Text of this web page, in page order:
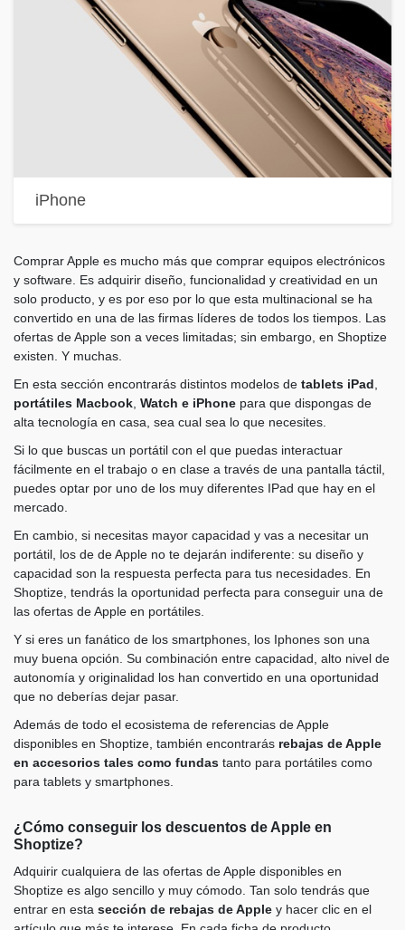
iPhone
Comprar Apple es mucho más que comprar equipos electrónicos
y software. Es adquirir diseño, funcionalidad y creatividad en un
solo producto, y es por eso por lo que esta multinacional se ha
convertido en una de las firmas líderes de todos los tiempos. Las
ofertas de Apple son a veces limitadas; sin embargo, en Shoptize
existen. Y muchas.
En esta sección encontrarás distintos modelos de tablets iPad,
portátiles Macbook, Watch e iPhone para que dispongas de
alta tecnología en casa, sea cual sea lo que necesites.
Si lo que buscas un portátil con el que puedas interactuar
fácilmente en el trabajo o en clase a través de una pantalla táctil,
puedes optar por uno de los muy diferentes IPad que hay en el
mercado.
En cambio, si necesitas mayor capacidad y vas a necesitar un
portátil, los de de Apple no te dejarán indiferente: su diseño y
capacidad son la respuesta perfecta para tus necesidades. En
Shoptize, tendrás la oportunidad perfecta para conseguir una de
las ofertas de Apple en portátiles.
Y si eres un fanático de los smartphones, los Iphones son una
muy buena opción. Su combinación entre capacidad, alto nivel de
autonomía y originalidad los han convertido en una oportunidad
que no deberías dejar pasar.
Además de todo el ecosistema de referencias de Apple
disponibles en Shoptize, también encontrarás rebajas de Apple
en accesorios tales como fundas tanto para portátiles como
para tablets y smartphones.
¿Cómo conseguir los descuentos de Apple en
Shoptize?
Adquirir cualquiera de las ofertas de Apple disponibles en
Shoptize es algo sencillo y muy cómodo. Tan solo tendrás que
entrar en esta sección de rebajas de Apple y hacer clic en el